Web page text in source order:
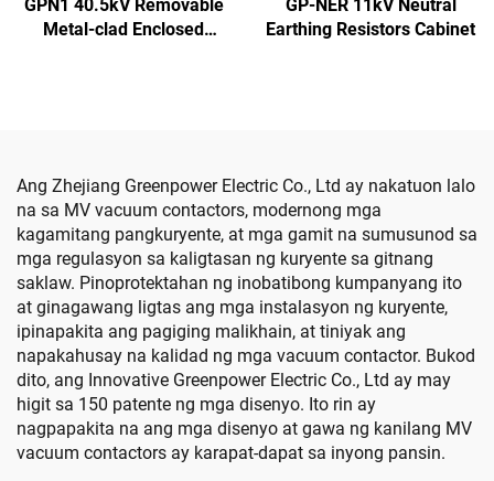
GPN1 40.5kV Removable
Metal-clad Enclosed
GP-NER 11kV Neutral
Earthing Resistors Cabinet
Ang Zhejiang Greenpower Electric Co., Ltd ay nakatuon lalo
na sa MV vacuum contactors, modernong mga
kagamitang pangkuryente, at mga gamit na sumusunod sa
mga regulasyon sa kaligtasan ng kuryente sa gitnang
saklaw. Pinoprotektahan ng inobatibong kumpanyang ito
at ginagawang ligtas ang mga instalasyon ng kuryente,
ipinapakita ang pagiging malikhain, at tiniyak ang
napakahusay na kalidad ng mga vacuum contactor. Bukod
dito, ang Innovative Greenpower Electric Co., Ltd ay may
higit sa 150 patente ng mga disenyo. Ito rin ay
nagpapakita na ang mga disenyo at gawa ng kanilang MV
vacuum contactors ay karapat-dapat sa inyong pansin.